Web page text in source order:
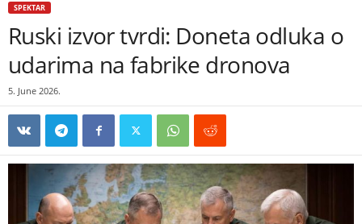
SPEKTAR
Ruski izvor tvrdi: Doneta odluka o
udarima na fabrike dronova
5. June 2026.